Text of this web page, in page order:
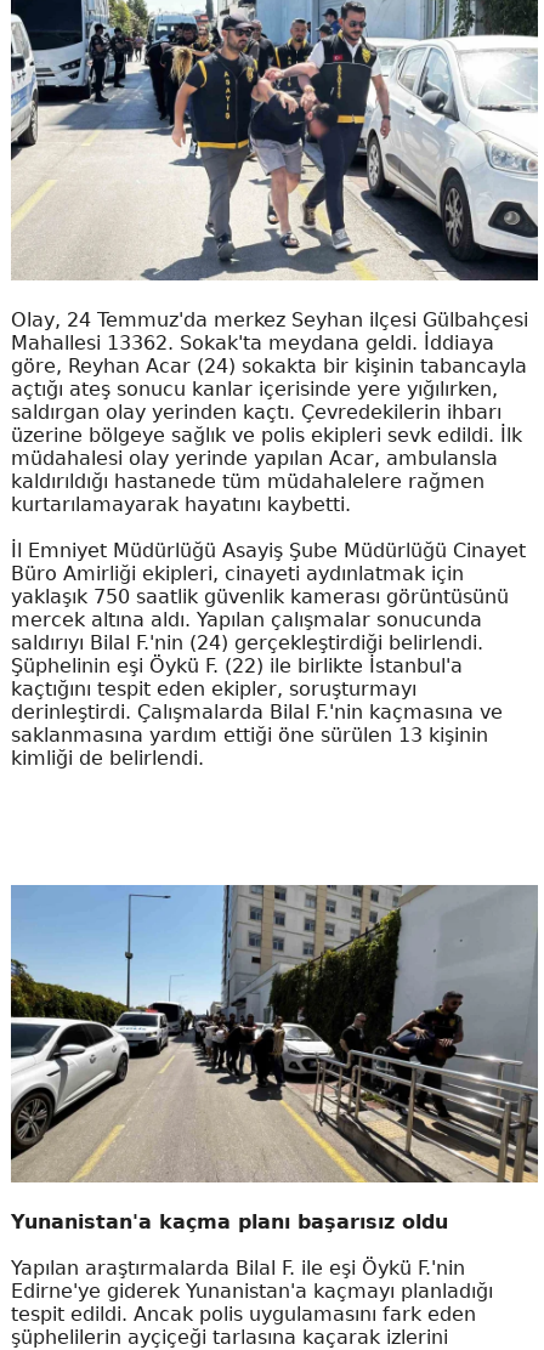
Olay, 24 Temmuz'da merkez Seyhan ilçesi Gülbahçesi
Mahallesi 13362. Sokak'ta meydana geldi. İddiaya
göre, Reyhan Acar (24) sokakta bir kişinin tabancayla
açtığı ateş sonucu kanlar içerisinde yere yığılırken,
saldırgan olay yerinden kaçtı. Çevredekilerin ihbarı
üzerine bölgeye sağlık ve polis ekipleri sevk edildi. İlk
müdahalesi olay yerinde yapılan Acar, ambulansla
kaldırıldığı hastanede tüm müdahalelere rağmen
kurtarılamayarak hayatını kaybetti.
İl Emniyet Müdürlüğü Asayiş Şube Müdürlüğü Cinayet
Büro Amirliği ekipleri, cinayeti aydınlatmak için
yaklaşık 750 saatlik güvenlik kamerası görüntüsünü
mercek altına aldı. Yapılan çalışmalar sonucunda
saldırıyı Bilal F.'nin (24) gerçekleştirdiği belirlendi.
Şüphelinin eşi Öykü F. (22) ile birlikte İstanbul'a
kaçtığını tespit eden ekipler, soruşturmayı
derinleştirdi. Çalışmalarda Bilal F.'nin kaçmasına ve
saklanmasına yardım ettiği öne sürülen 13 kişinin
kimliği de belirlendi.
Yunanistan'a kaçma planı başarısız oldu
Yapılan araştırmalarda Bilal F. ile eşi Öykü F.'nin
Edirne'ye giderek Yunanistan'a kaçmayı planladığı
tespit edildi. Ancak polis uygulamasını fark eden
şüphelilerin ayçiçeği tarlasına kaçarak izlerini